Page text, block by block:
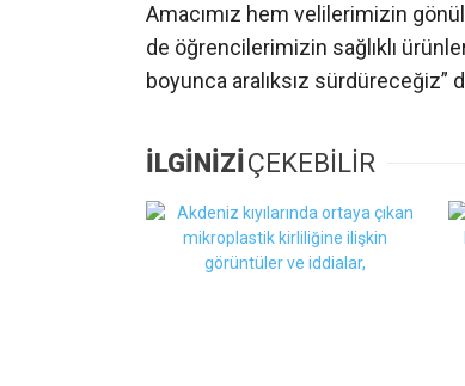
Amacımız hem velilerimizin
de öğrencilerimizin sağlıklı
boyunca aralıksız sürdüreceğiz”
İLGİNİZİ ÇEKEBİLİR